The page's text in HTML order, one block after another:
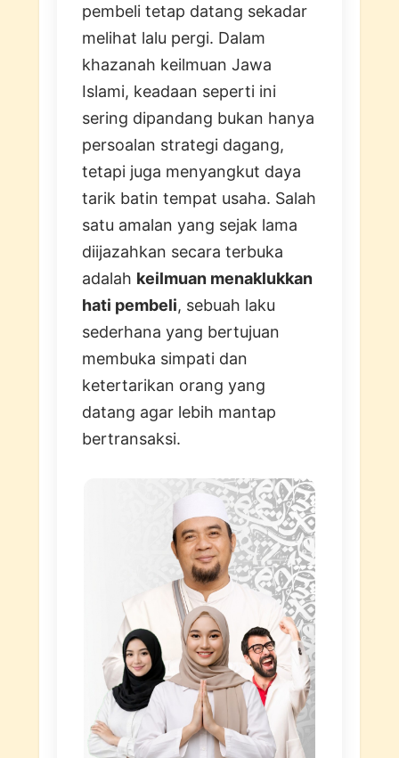
pembeli tetap datang sekadar
melihat lalu pergi. Dalam
khazanah keilmuan Jawa
Islami, keadaan seperti ini
sering dipandang bukan hanya
persoalan strategi dagang,
tetapi juga menyangkut daya
tarik batin tempat usaha. Salah
satu amalan yang sejak lama
diijazahkan secara terbuka
adalah keilmuan menaklukkan
hati pembeli, sebuah laku
sederhana yang bertujuan
membuka simpati dan
ketertarikan orang yang
datang agar lebih mantap
bertransaksi.